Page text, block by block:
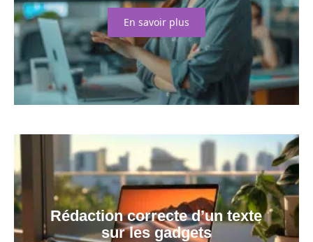
En savoir plus
Rédaction correcte d’un texte
sur les gadgets